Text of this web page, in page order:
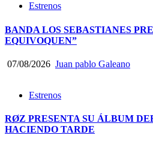
Estrenos
BANDA LOS SEBASTIANES
EQUIVOQUEN”
07/08/2026 Juan pablo Galeano
Estrenos
RØZ PRESENTA SU ÁLBUM
HACIENDO TARDE